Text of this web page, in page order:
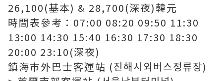
26,100(基本) & 28,700(深夜)韓元
時間表參考：07:00 08:20 09:50 11:30
13:00 14:30 15:40 16:30 17:30 18:30
20:00 23:10(深夜)
鎮海市外巴士客運站 (진해시외버스정류장)